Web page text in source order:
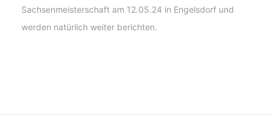
Sachsenmeisterschaft am 12.05.24 in Engelsdorf und
werden natürlich weiter berichten.